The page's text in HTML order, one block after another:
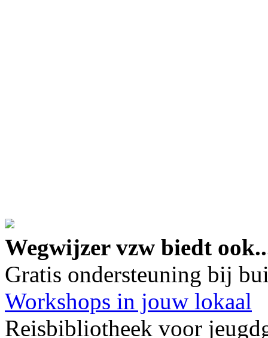
Wegwijzer vzw biedt
Gratis ondersteuning bij
Workshops in jouw lokaal
Reisbibliotheek voor